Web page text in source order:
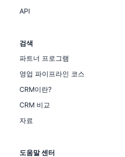
API
검색
파트너 프로그램
영업 파이프라인 코스
CRM이란?
CRM 비교
자료
도움말 센터